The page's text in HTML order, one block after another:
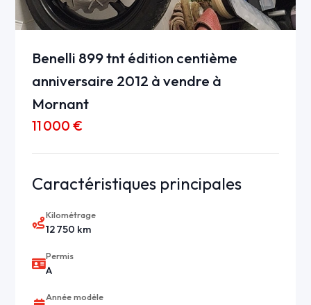
Benelli 899 tnt édition centième
anniversaire 2012 à vendre à
Mornant
11 000 €
Caractéristiques principales
Kilométrage
12 750 km
Permis
A
Année modèle